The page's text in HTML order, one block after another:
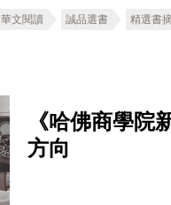
華文閱讀 誠品選書 精選書
《哈佛商學
方向